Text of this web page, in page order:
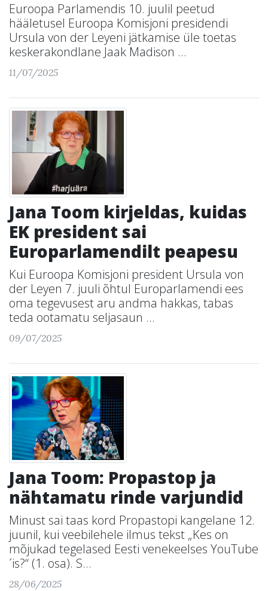
Euroopa Parlamendis 10. juulil peetud
hääletusel Euroopa Komisjoni presidendi
Ursula von der Leyeni jätkamise üle toetas
keskerakondlane Jaak Madison ...
11/07/2025
Jana Toom kirjeldas, kuidas
EK president sai
Europarlamendilt peapesu
Kui Euroopa Komisjoni president Ursula von
der Leyen 7. juuli õhtul Europarlamendi ees
oma tegevusest aru andma hakkas, tabas
teda ootamatu seljasaun ...
09/07/2025
Jana Toom: Propastop ja
nähtamatu rinde varjundid
Minust sai taas kord Propastopi kangelane 12.
juunil, kui veebilehele ilmus tekst „Kes on
mõjukad tegelased Eesti venekeelses YouTube
´is?“ (1. osa). S...
28/06/2025